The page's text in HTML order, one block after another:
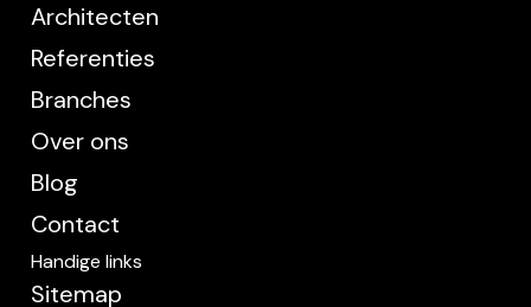
Architecten
Referenties
Branches
Over ons
Blog
Contact
Handige links
Sitemap